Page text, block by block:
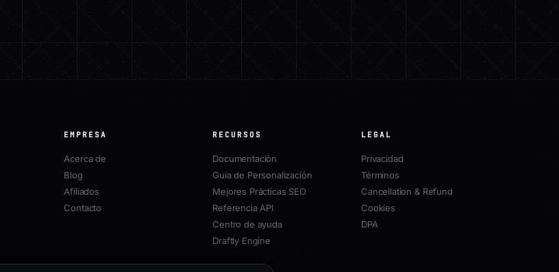
EMPRESA
Acerca de
Blog
Afiliados
Contacto
RECURSOS
Documentación
Guía de Personalización
Mejores Prácticas SEO
Referencia API
Centro de ayuda
Draftly Engine
LEGAL
Privacidad
Términos
Cancellation & Refund
Cookies
DPA